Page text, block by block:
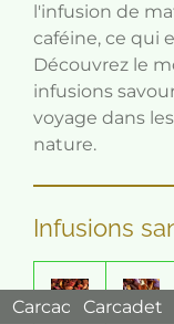
l'infusion de
caféine, ce qui
Découvrez le
infusions
voyage dans
nature.
Infusions
CarcadetCarcadet